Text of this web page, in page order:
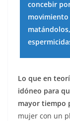
concebir
Lo que en
idóneo para
mayor tiempo
mujer con un